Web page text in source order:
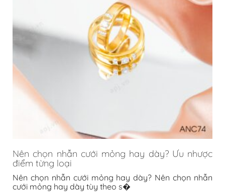
Nên chọn nhẫn cưới mỏng hay dày? Ưu nhược
điểm từng loại
Nên chọn nhẫn cưới mỏng hay dày? Nên chọn nhẫn
cưới mỏng hay dày tùy theo s�